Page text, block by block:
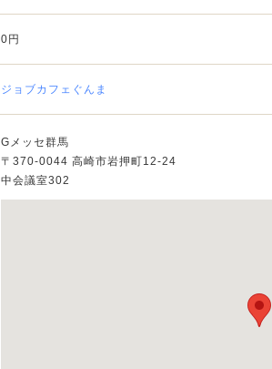
0円
ジョブカフェぐんま
Gメッセ群馬
〒370-0044 高崎市岩押町12-24
中会議室302